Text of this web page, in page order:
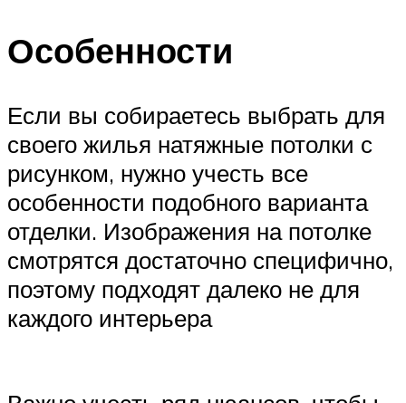
Особенности
Если вы собираетесь выбрать для
своего жилья натяжные потолки с
рисунком, нужно учесть все
особенности подобного варианта
отделки. Изображения на потолке
смотрятся достаточно специфично,
поэтому подходят далеко не для
каждого интерьера